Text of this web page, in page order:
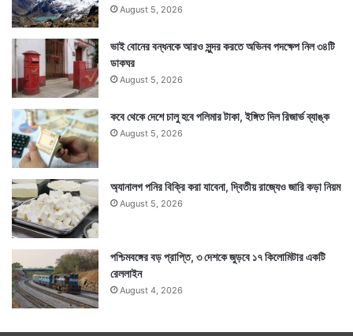
August 5, 2026
ভাই বোনের বন্ধনকে আরও সুন্দর করতে অভিনব পদক্ষেপ নিল ৩৪টি
ডাকঘর
August 5, 2026
কবে থেকে দেশে চালু হবে পলিমার টাকা, ইঙ্গিত দিল রিজার্ভ ব্যাঙ্ক
August 5, 2026
অ্যানালগ পনির বিক্রি করা যাবেনা, দ্বিতীয় রাজ্যেও জারি কড়া নিয়ম
August 5, 2026
পশ্চিমবঙ্গের বড় প্রাপ্তি, ৩ দেশকে জুড়বে ১৭ কিলোমিটার একটি
রেললাইন
August 4, 2026